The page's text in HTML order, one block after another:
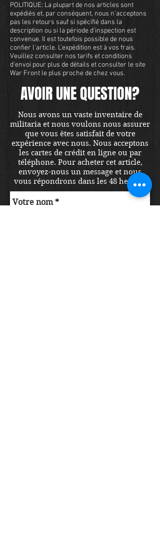
POLITIQUE: La plupart de nos articles sont
expédiés et, par conséquent, nous n'acceptons
pas les retours sauf si spécifié dans la
description ou si la période d'inspection est
convenue. Il est toutefois possible de nous
confier l'article. L'expédition est à vos frais.
Veuillez consulter nos tarifs et conditions
d'envoi pour plus de détails et consulter le site
War Front le plus proche de chez vous.
AVOIR UNE QUESTION?
Nous avons un vaste inventaire de
militaria et nous voulons nous assurer
que vous êtes satisfait de votre
expérience avec nous. Nous acceptons
les cartes de crédit en ligne ou par
téléphone. Pour acheter cet article,
envoyez-nous un message et nous
vous répondrons dans les 48 heures.